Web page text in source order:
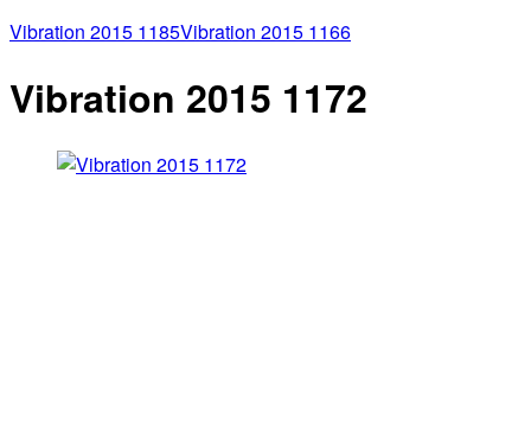
Vibration 2015 1185Vibration 2015 1166
Vibration 2015 1172